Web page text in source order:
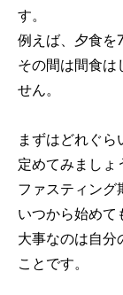
す。
例えば、夕食を
その間は間食は
せん。
まずはどれぐ
定めてみましょ
ファスティング
いつから始めて
大事なのは自分
ことです。